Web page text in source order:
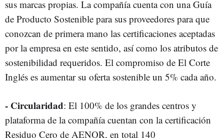
sus marcas propias. La compañía cuenta con una Guía
de Producto Sostenible para sus proveedores para que
conozcan de primera mano las certificaciones aceptadas
por la empresa en este sentido, así como los atributos de
sostenibilidad requeridos. El compromiso de El Corte
Inglés es aumentar su oferta sostenible un 5% cada año.
- Circularidad: El 100% de los grandes centros y
plataforma de la compañía cuentan con la certificación
Residuo Cero de AENOR, en total 140